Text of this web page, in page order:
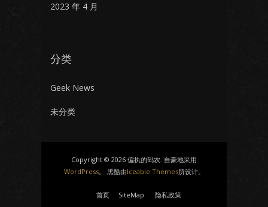
2023 年 4 月
分类
Geek News
未分类
Copyright © 2026 偏执的码农. 自豪地采用
WordPress。 黑酷由Iceable Themes所设计。
首页 SiteMap 隐私政策